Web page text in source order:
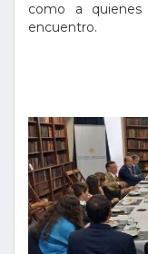
como a quienes
encuentro.